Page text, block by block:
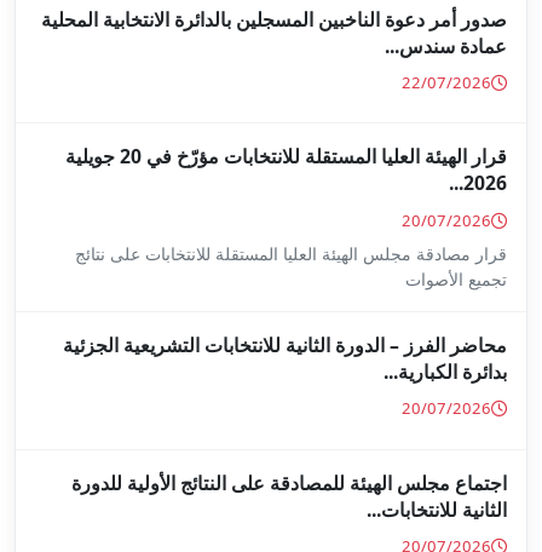
بالدائرة الانتخابية المحلية
قرار الهيئة العليا المستقلة للانتخابات مؤرّخ في 20 جويلية
المستقلة للانتخابات على نتائج
للانتخابات التشريعية الجزئية
على النتائج الأولية للدورة